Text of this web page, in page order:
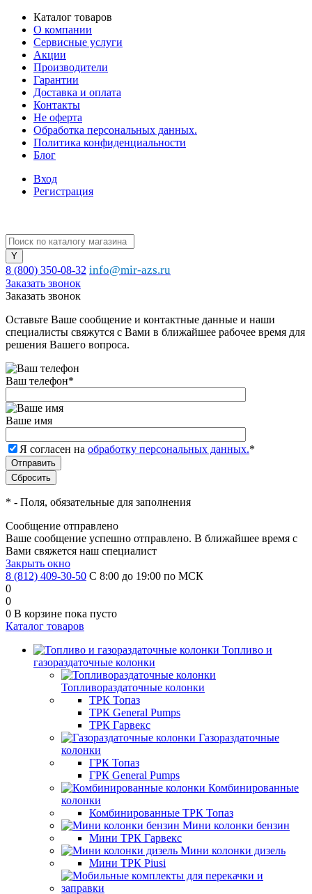
Каталог товаров
О компании
Сервисные услуги
Акции
Производители
Гарантии
Доставка и оплата
Контакты
Не оферта
Обработка персональных данных.
Политика конфиденциальности
Блог
Вход
Регистрация
8 (800) 350-08-32 info@mir-azs.ru
Заказать звонок
Заказать звонок
Оставьте Ваше сообщение и контактные данные и наши
специалисты свяжутся с Вами в ближайшее рабочее время для
решения Вашего вопроса.
Ваш телефон*
Ваше имя
Я согласен на обработку персональных данных.*
* - Поля, обязательные для заполнения
Сообщение отправлено
Ваше сообщение успешно отправлено. В ближайшее время с
Вами свяжется наш специалист
Закрыть окно
8 (812) 409-30-50 С 8:00 до 19:00 по МСК
0
0
0 В корзине пока пусто
Каталог товаров
Топливо и
газораздаточные колонки
Топливораздаточные колонки
ТРК Топаз
ТРК General Pumps
ТРК Гарвекс
Газораздаточные
колонки
ГРК Топаз
ГРК General Pumps
Комбинированные
колонки
Комбинированные ТРК Топаз
Мини колонки бензин
Мини ТРК Гарвекс
Мини колонки дизель
Мини ТРК Piusi